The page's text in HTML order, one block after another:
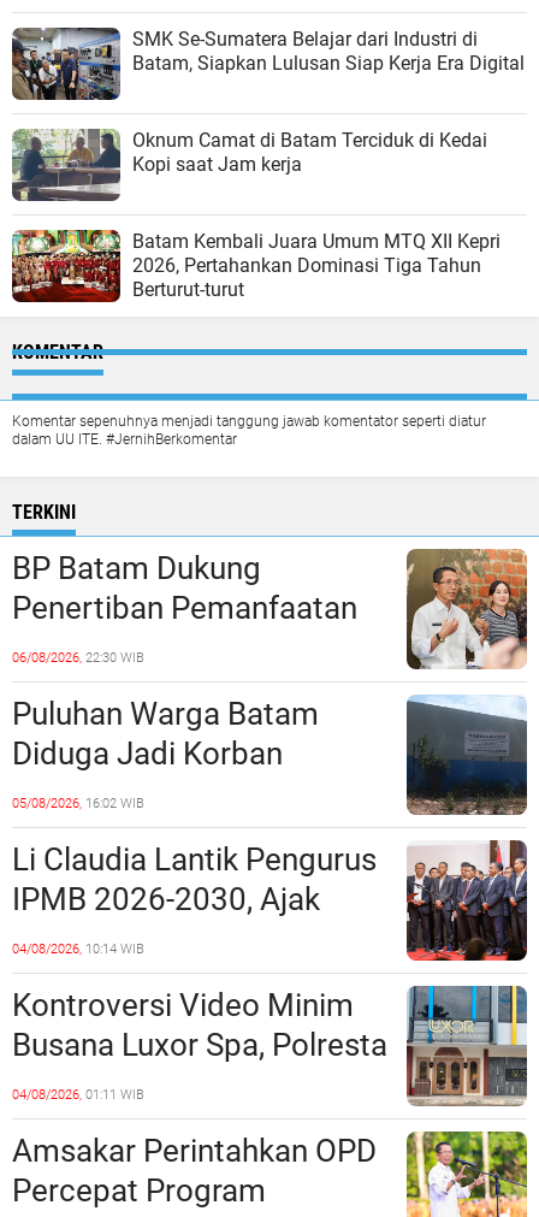
SMK Se-Sumatera Belajar dari Industri di
Batam, Siapkan Lulusan Siap Kerja Era Digital
Oknum Camat di Batam Terciduk di Kedai
Kopi saat Jam kerja
Batam Kembali Juara Umum MTQ XII Kepri
2026, Pertahankan Dominasi Tiga Tahun
Berturut-turut
KOMENTAR
Komentar sepenuhnya menjadi tanggung jawab komentator seperti diatur
dalam UU ITE. #JernihBerkomentar
TERKINI
BP Batam Dukung
Penertiban Pemanfaatan
Ruang Laut Sesuai
Ketentuan Peraturan
Perundang-undangan
06/08/2026, 22:30 WIB
Puluhan Warga Batam
Diduga Jadi Korban
Penipuan Kavling Hingga
Miliaran Rupiah, Laporan ke
Polda Kepri Jalan di
Tempat?
05/08/2026, 16:02 WIB
Li Claudia Lantik Pengurus
IPMB 2026-2030, Ajak
Perkuat Kerukunan dan
Sinergi dengan Pemko
Batam
04/08/2026, 10:14 WIB
Kontroversi Video Minim
Busana Luxor Spa, Polresta
Barelang Usut Tuntas
Unsur Pelanggaran Hukum
04/08/2026, 01:11 WIB
Amsakar Perintahkan OPD
Percepat Program